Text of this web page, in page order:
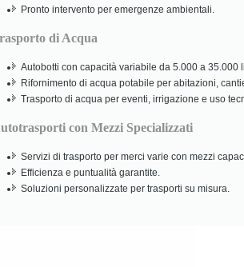
Pronto intervento per emergenze ambientali.
di Acqua
Autobotti con capacità variabile da 5.000 a 35.000
Rifornimento di acqua potabile per abitazioni,
Trasporto di acqua per eventi, irrigazione e uso
con Mezzi Specializzati
Servizi di trasporto per merci varie con mezzi
Efficienza e puntualità garantite.
Soluzioni personalizzate per trasporti su misura.